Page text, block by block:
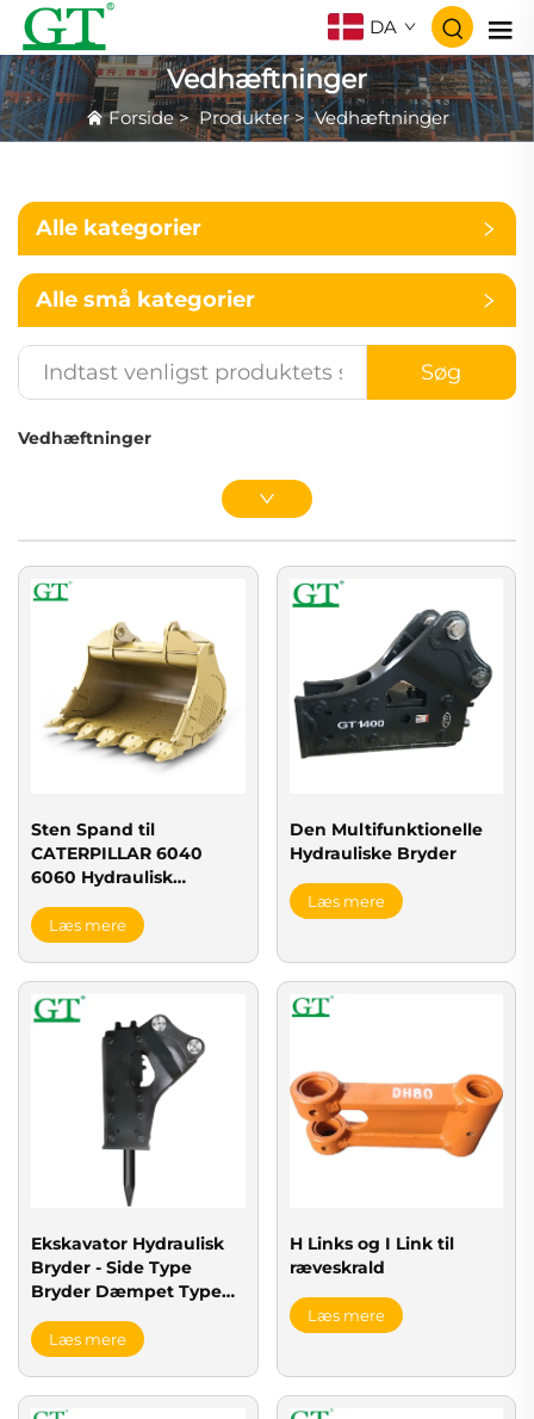
DA
Vedhæftninger
Forside>Produkter>Vedhæftninger
Alle kategorier
Alle små kategorier
Søg
Vedhæftninger
Sten Spand til
CATERPILLAR 6040
6060 Hydraulisk
Læs mere
Den Multifunktionelle
Hydrauliske Bryder
Læs mere
Ekskavator Hydraulisk
Bryder - Side Type
Bryder Dæmpet Type
Læs mere
H Links og I Link til
ræveskrald
Læs mere